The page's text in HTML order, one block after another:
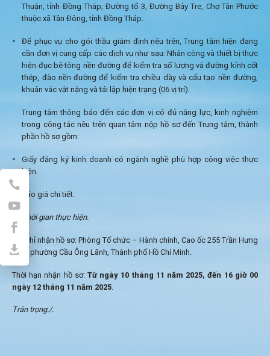
Thuận, tỉnh Đồng Tháp; Đường tổ 3, Đường Bảy Tre, Chợ Tân Phước
thuộc xã Tân Đông, tỉnh Đồng Tháp.
Để phục vụ cho gói thầu giám định nêu trên, Trung tâm hiện đang
cần đơn vị cung cấp các dịch vụ như sau: Nhân công và thiết bị thực
hiện đục bê tông nền đường để kiểm tra số lượng và đường kính cốt
thép, đào nền đường để kiểm tra chiều dày và cấu tạo nền đường,
khuân vác vật nặng và tái lập hiện trạng (06 vị trí).
Trung tâm thông báo đến các đơn vị có đủ năng lực, kinh nghiệm
trong công tác nêu trên quan tâm nộp hồ sơ đến Trung tâm, thành
phần hồ sơ gồm:
Giấy đăng ký kinh doanh có ngành nghề phù hợp công việc thực
hiện.
Báo giá chi tiết.
Thời gian thực hiện.
Địa chỉ nhận hồ sơ: Phòng Tổ chức – Hành chính, Cao ốc 255 Trần Hưng
Đạo, phường Cầu Ông Lãnh, Thành phố Hồ Chí Minh.
Thời hạn nhận hồ sơ: Từ ngày 10 tháng 11 năm 2025, đến 16 giờ 00
ngày 12 tháng 11 năm 2025
Trân trọng./.